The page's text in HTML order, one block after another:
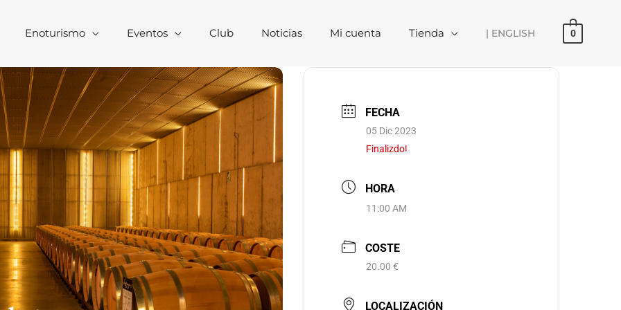
Enoturismo Eventos Club Noticias Mi cuenta Tienda | ENGLISH 0
FECHA
05 Dic 2023
Finalizdo!
HORA
11:00 AM
COSTE
20.00 €
LOCALIZACIÓN